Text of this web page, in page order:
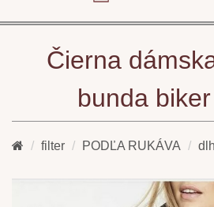
Čierna
bunda
filter PODĽA RUKÁVA